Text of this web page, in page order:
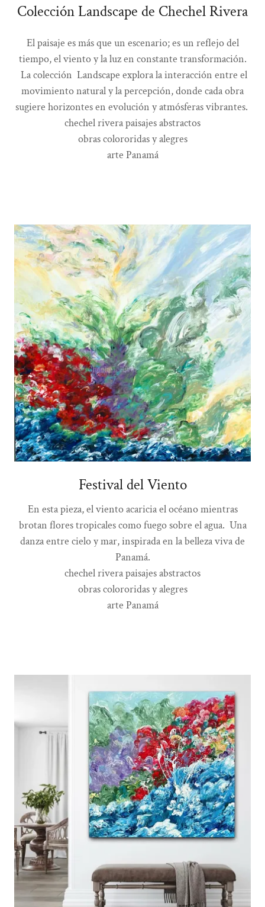
Colección Landscape de Chechel Rivera
El paisaje es más que un escenario; es un reflejo del
tiempo, el viento y la luz en constante transformación.
La colección Landscape explora la interacción entre el
movimiento natural y la percepción, donde cada obra
sugiere horizontes en evolución y atmósferas vibrantes.
chechel rivera paisajes abstractos
obras colororidas y alegres
arte Panamá
Festival del Viento
En esta pieza, el viento acaricia el océano mientras
brotan flores tropicales como fuego sobre el agua. Una
danza entre cielo y mar, inspirada en la belleza viva de
Panamá.
chechel rivera paisajes abstractos
obras colororidas y alegres
arte Panamá